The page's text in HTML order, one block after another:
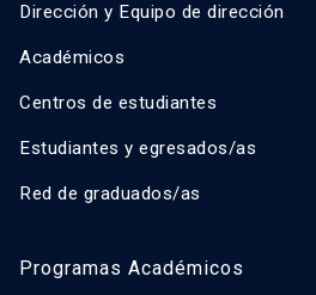
Dirección y Equipo de dirección
Académicos
Centros de estudiantes
Estudiantes y egresados/as
Red de graduados/as
Programas Académicos